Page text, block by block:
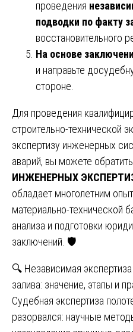
проведения
подводки по факту
восстановительного
На основе
и направьте
стороне.
Для проведения
строительно-технической
экспертизу инженерных
аварий, вы можете
ИНЖЕНЕРНЫХ
обладает многолетним
материально-технической
анализа и подготовки
заключений. 🛡️
Навигация
по
записям
🔍 Независимая
залива: значение, этапы и
Судебная экспертиза
разорвался: научные